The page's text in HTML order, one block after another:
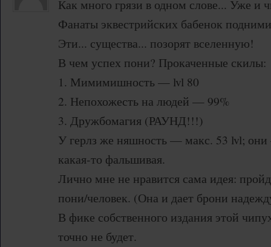
Как много грязи в одном слове... Уже и
Фанаты эквестрийских бабенок
Эти... существа... позорят вселенную!
В чем успех пони? Прокаченные скилы:
1. Мимимишность — lvl 80
2. Непохожесть на людей — 99%
3. Дружбомагия (РАУНД!!!)
У герлз же няшность — макс. 53 lvl;
какая-то фальшивая.
Лично мне не нравится сама идея:
пони/человек. (Она и дает брони
В фике собственного издания этой
точно не будет.